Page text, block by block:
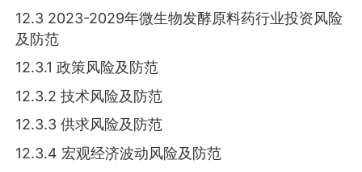
12.3 2023-2029年微生物发酵原料药行业投资风险
及防范
12.3.1 政策风险及防范
12.3.2 技术风险及防范
12.3.3 供求风险及防范
12.3.4 宏观经济波动风险及防范